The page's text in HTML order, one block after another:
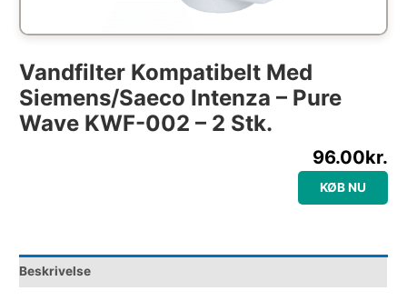
Vandfilter Kompatibelt Med
Siemens/Saeco Intenza – Pure
Wave KWF-002 – 2 Stk.
96.00kr.
KØB NU
Beskrivelse